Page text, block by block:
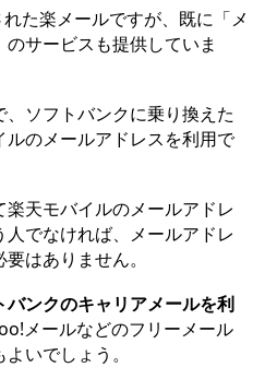
た楽メールですが、既に「メ
サービスも提供していま
ソフトバンクに乗り換えた
のメールアドレスを利用で
天モバイルのメールアドレ
でなければ、メールアドレ
はありません。
バンクのキャリアメールを利
メールなどのフリーメール
いでしょう。